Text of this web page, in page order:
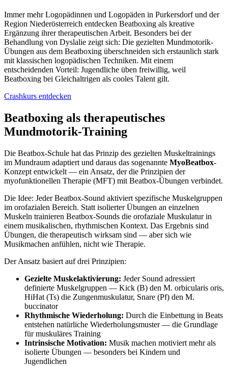
Immer mehr Logopädinnen und Logopäden in Purkersdorf und der
Region Niederösterreich entdecken Beatboxing als kreative
Ergänzung ihrer therapeutischen Arbeit. Besonders bei der
Behandlung von Dyslalie zeigt sich: Die gezielten Mundmotorik-
Übungen aus dem Beatboxing überschneiden sich erstaunlich stark
mit klassischen logopädischen Techniken. Mit einem
entscheidenden Vorteil: Jugendliche üben freiwillig, weil
Beatboxing bei Gleichaltrigen als cooles Talent gilt.
Crashkurs entdecken
Beatboxing als therapeutisches
Mundmotorik-Training
Die Beatbox-Schule hat das Prinzip des gezielten Muskeltrainings
im Mundraum adaptiert und daraus das sogenannte MyoBeatbox-
Konzept entwickelt — ein Ansatz, der die Prinzipien der
myofunktionellen Therapie (MFT) mit Beatbox-Übungen verbindet.
Die Idee: Jeder Beatbox-Sound aktiviert spezifische Muskelgruppen
im orofazialen Bereich. Statt isolierter Übungen an einzelnen
Muskeln trainieren Beatbox-Sounds die orofaziale Muskulatur in
einem musikalischen, rhythmischen Kontext. Das Ergebnis sind
Übungen, die therapeutisch wirksam sind — aber sich wie
Musikmachen anfühlen, nicht wie Therapie.
Der Ansatz basiert auf drei Prinzipien:
Gezielte Muskelaktivierung: Jeder Sound adressiert
definierte Muskelgruppen — Kick (B) den M. orbicularis oris,
HiHat (Ts) die Zungenmuskulatur, Snare (Pf) den M.
buccinator
Rhythmische Wiederholung: Durch die Einbettung in Beats
entstehen natürliche Wiederholungsmuster — die Grundlage
für muskuläres Training
Intrinsische Motivation: Musik machen motiviert mehr als
isolierte Übungen — besonders bei Kindern und
Jugendlichen